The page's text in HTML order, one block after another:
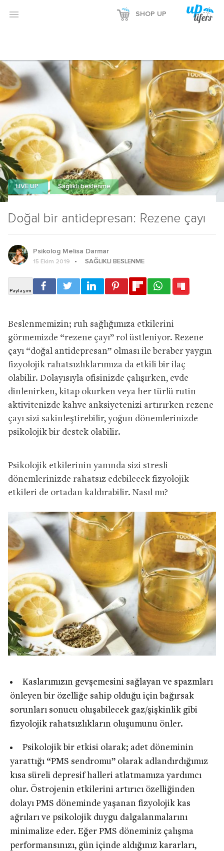
Reklamı Göster
Reklamı Gizle
 SHOP UP
Doğal bir antidepresan: Rezene çayı
LIVE UP Sağlıklı beslenme
Psikolog Melisa Darmar
15 Ekim 2019 SAĞLIKLI BESLENME
Beslenmemizin; ruh sağlığımıza etkilerini
görmemizde “rezene çayı” rol üstleniyor. Rezene
çayı “doğal antidepresan” olması ile beraber yaygın
fizyolojik rahatsızlıklarımıza da etkili bir ilaç
olabilir. Dolayısıyla ofisinizde çalışırken, evde
dinlenirken, kitap okurken veya her türlü rutin
aktivitenizde kahve anksiyetenizi artırırken rezene
çayı sizi sakinleştirebilir, yoğun dönemlerinizde
psikolojik bir destek olabilir.
Psikolojik etkilerinin yanında sizi stresli
dönemlerinizde rahatsız edebilecek fizyolojik
etkileri de ortadan kaldırabilir. Nasıl mı?
Kaslarımızın gevşemesini sağlayan ve spazmları
önleyen bir özelliğe sahip olduğu için bağırsak
sorunları sonucu oluşabilecek gaz/şişkinlik gibi
fizyolojik rahatsızlıkların oluşumunu önler.
Psikolojik bir etkisi olarak; adet döneminin
yarattığı “PMS sendromu” olarak adlandırdığımız
kısa süreli depresif halleri atlatmamıza yardımcı
olur. Östrojenin etkilerini artırıcı özelliğinden
dolayı PMS döneminde yaşanan fizyolojik kas
ağrıları ve psikolojik duygu dalgalanmalarını
minimalize eder. Eğer PMS döneminiz çalışma
performansınızı, gün içinde aldığınız kararları,